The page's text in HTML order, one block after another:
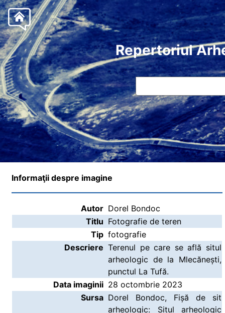
Repertoriul
Informaţii despre imagine
Autor Dorel Bondoc
Titlu Fotografie de teren
Tip fotografie
Descriere Terenul pe care se află situl
arheologic de la Mlecănești,
punctul La Tufă.
Data imaginii 28 octombrie 2023
Sursa Dorel Bondoc, Fișă de sit
arheologic: Situl arheologic